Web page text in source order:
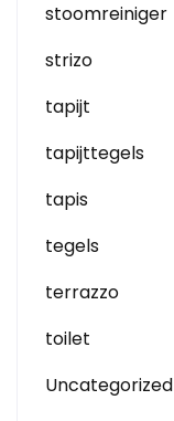
stoomreiniger
strizo
tapijt
tapijttegels
tapis
tegels
terrazzo
toilet
Uncategorized